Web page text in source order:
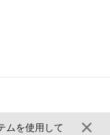
ムを使用して